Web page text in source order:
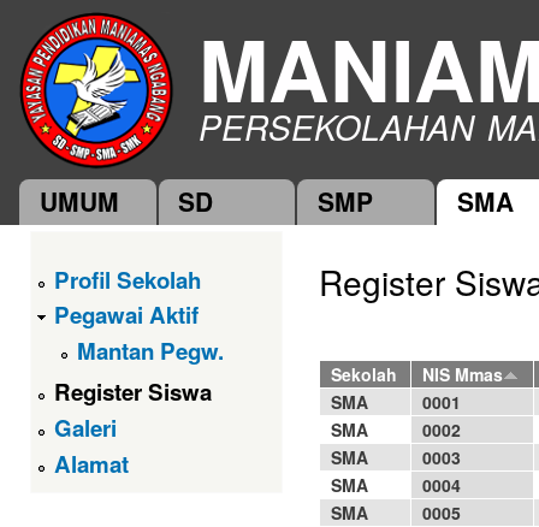
PERSEKOLAHAN
Main menu
UMUM SD SMP SMA
Profil Sekolah
Pegawai Aktif
Mantan Pegw.
Register Siswa
Galeri
Alamat
Register
Pages
Sekolah
NIS Mmas
SMA
0001
SMA
0002
SMA
0003
SMA
0004
SMA
0005